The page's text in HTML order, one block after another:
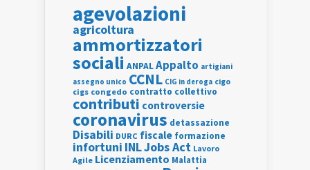
agevolazioni
agricoltura
ammortizzatori
sociali ANPALAppalto artigiani
assegno unico CCNL CIG in deroga cigo
cigs congedo contratto collettivo
contributi controversie
coronavirus detassazione
Disabili DURC fiscale formazione
infortuni INLJobs Act Lavoro
Agile Licenziamento Malattia